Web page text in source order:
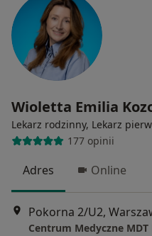
Wioletta Emilia
Lekarz rodzinny, Lekarz
177 opinii
Adres Online
Pokorna 2/U2,
Centrum Medyczne MDT